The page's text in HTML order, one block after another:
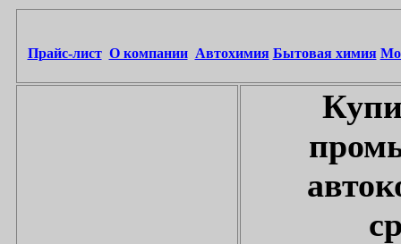
Прайс-лист О компании Автохимия Бытовая химия